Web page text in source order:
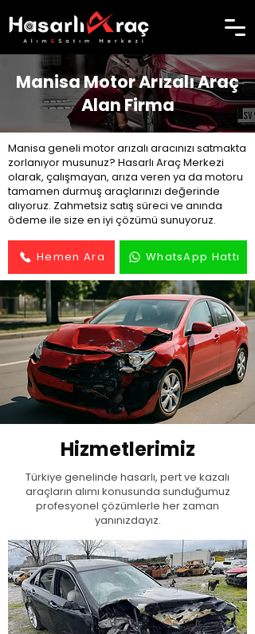
Manisa Motor Arızalı Araç
Alan Firma
Manisa geneli motor arızalı aracınızı satmakta
zorlanıyor musunuz? Hasarlı Araç Merkezi
olarak, çalışmayan, arıza veren ya da motoru
tamamen durmuş araçlarınızı değerinde
alıyoruz. Zahmetsiz satış süreci ve anında
ödeme ile size en iyi çözümü sunuyoruz.
Hemen Ara WhatsApp Hattı
Hizmetlerimiz
Türkiye genelinde hasarlı, pert ve kazalı
araçların alımı konusunda sunduğumuz
profesyonel çözümlerle her zaman
yanınızdayız.